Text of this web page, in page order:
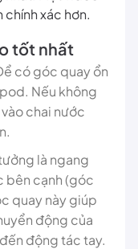
xác hơn.
tốt nhất
có góc quay ổn
Nếu không
chai nước
là ngang
bên cạnh (góc
quay này giúp
động của
động tác tay.